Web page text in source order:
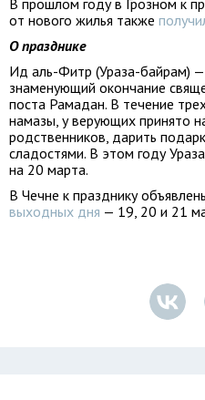
В прошлом году в Грозном к
от нового жилья также
О празднике
Ид аль-Фитр (Ураза-байрам) —
знаменующий окончание
поста Рамадан. В течение
намазы, у верующих принято
родственников, дарить
сладостями. В этом году
на 20 марта.
В Чечне к празднику
выходных дня — 19, 20 и 21